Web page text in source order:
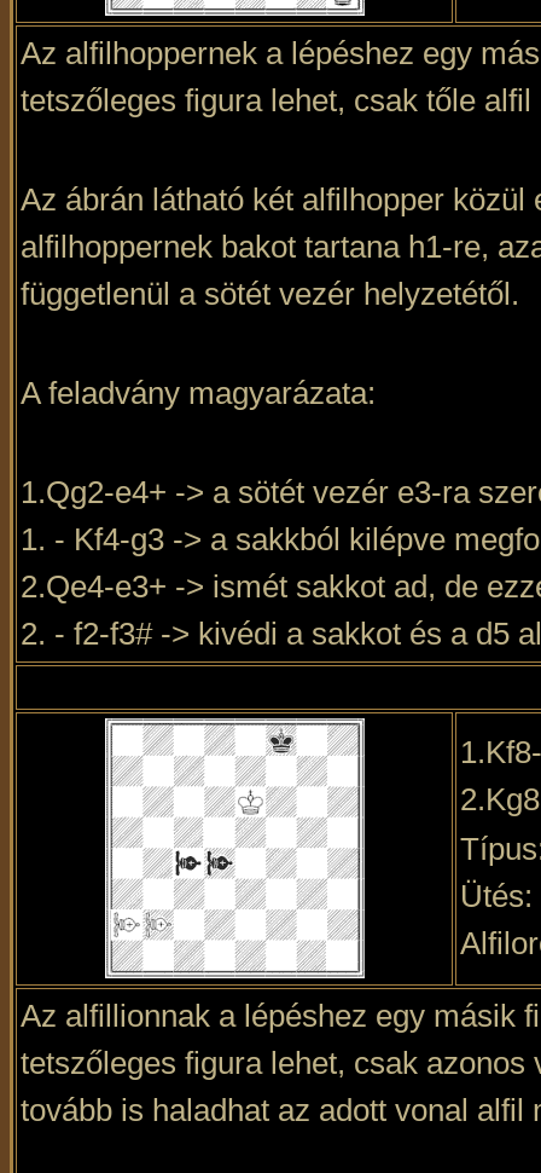
Az alfilhoppernek a lépéshez egy
tetszőleges figura lehet, csak tőle
Az ábrán látható két alfilhopper
alfilhoppernek bakot tartana h1-re,
függetlenül a sötét vezér helyzetétől.
A feladvány magyarázata:
1.Qg2-e4+ -> a sötét vezér e3-ra
1. - Kf4-g3 -> a sakkból kilépve
2.Qe4-e3+ -> ismét sakkot ad, de
2. - f2-f3# -> kivédi a sakkot és a d5
Az alfillionnak a lépéshez egy másik
tetszőleges figura lehet, csak
tovább is haladhat az adott vonal alfil